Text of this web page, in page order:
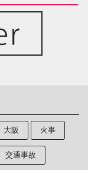
大阪 火事
交通事故